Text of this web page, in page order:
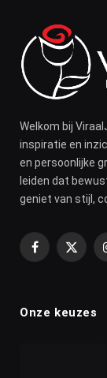
Welkom bij
inspiratie en
en persoonlijke
leiden dat
geniet van stijl,
Facebook
X
Onze keuzes